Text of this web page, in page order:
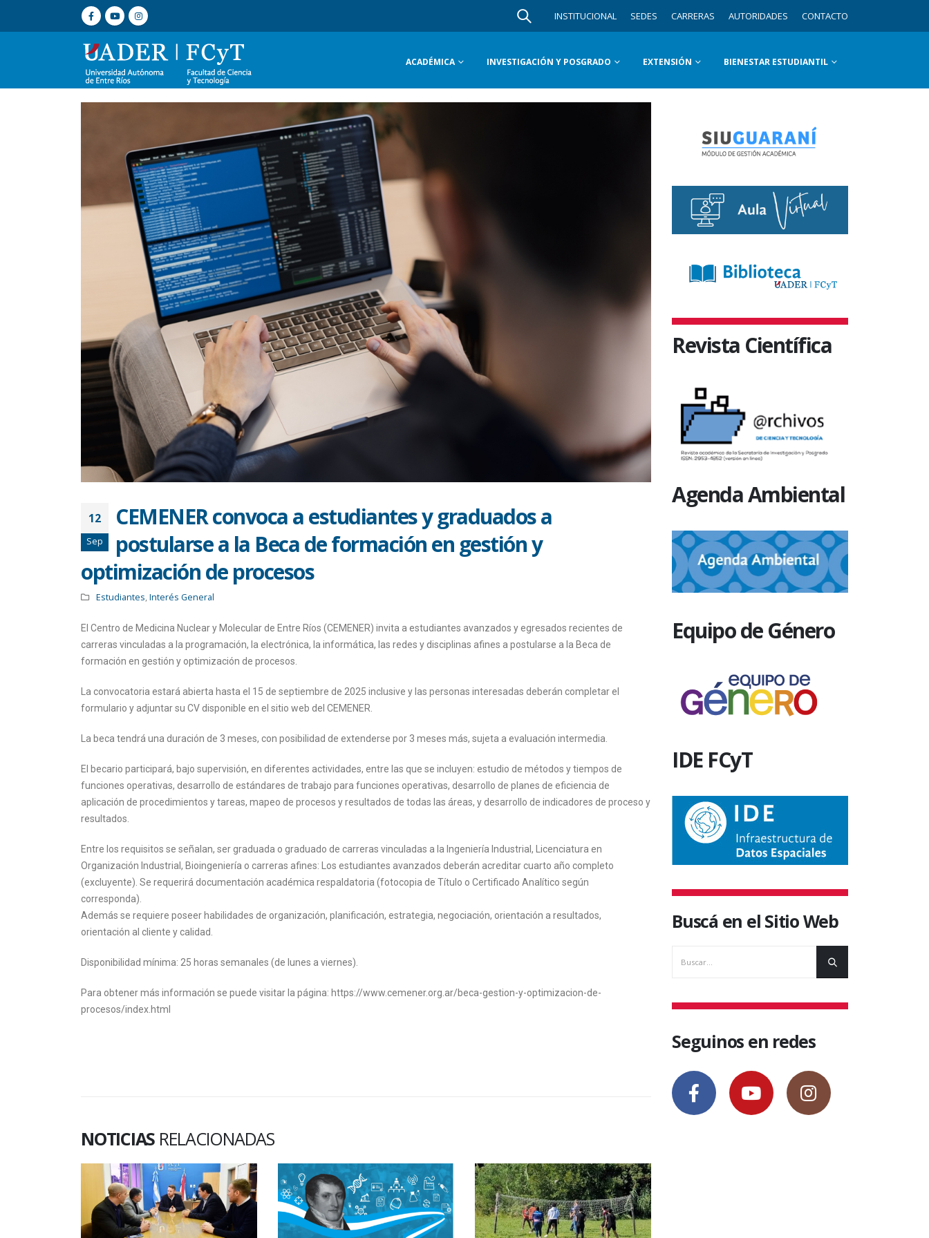
INSTITUCIONAL SEDES CARRERAS AUTORIDADES CONTACTO
ACADÉMICA INVESTIGACIÓN Y POSGRADO EXTENSIÓN BIENESTAR ESTUDIANTIL
12
Sep
CEMENER convoca a estudiantes y graduados a
postularse a la Beca de formación en gestión y
optimización de procesos
Estudiantes,Interés General
El Centro de Medicina Nuclear y Molecular de Entre Ríos (CEMENER) invita a estudiantes avanzados y egresados recientes de
carreras vinculadas a la programación, la electrónica, la informática, las redes y disciplinas afines a postularse a la Beca de
formación en gestión y optimización de procesos.
La convocatoria estará abierta hasta el 15 de septiembre de 2025 inclusive y las personas interesadas deberán completar el
formulario y adjuntar su CV disponible en el sitio web del CEMENER.
La beca tendrá una duración de 3 meses, con posibilidad de extenderse por 3 meses más, sujeta a evaluación intermedia.
El becario participará, bajo supervisión, en diferentes actividades, entre las que se incluyen: estudio de métodos y tiempos de
funciones operativas, desarrollo de estándares de trabajo para funciones operativas, desarrollo de planes de eficiencia de
aplicación de procedimientos y tareas, mapeo de procesos y resultados de todas las áreas, y desarrollo de indicadores de proceso y
resultados.
Entre los requisitos se señalan, ser graduada o graduado de carreras vinculadas a la Ingeniería Industrial, Licenciatura en
Organización Industrial, Bioingeniería o carreras afines: Los estudiantes avanzados deberán acreditar cuarto año completo
(excluyente). Se requerirá documentación académica respaldatoria (fotocopia de Título o Certificado Analítico según
corresponda).
Además se requiere poseer habilidades de organización, planificación, estrategia, negociación, orientación a resultados,
orientación al cliente y calidad.
Disponibilidad mínima: 25 horas semanales (de lunes a viernes).
Para obtener más información se puede visitar la página: https://www.cemener.org.ar/beca-gestion-y-optimizacion-de-
procesos/index.html
NOTICIAS RELACIONADAS
Revista Científica
Agenda Ambiental
Equipo de Género
IDE FCyT
Buscá en el Sitio Web
Seguinos en redes